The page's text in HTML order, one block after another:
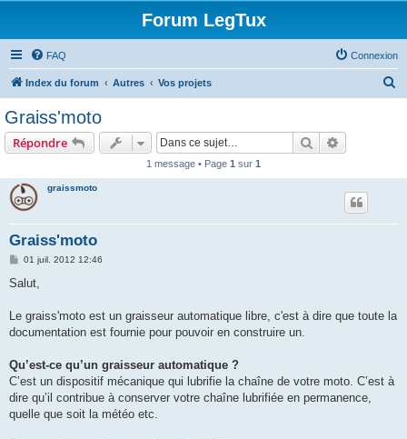
Forum LegTux
FAQ Connexion
Index du forum Autres Vos projets
Graiss'moto
Répondre Rechercher
1 message • Page 1 sur 1
graissmoto
Graiss'moto
M
s
g
01 juil. 2012 12:46
Salut,
Le graiss'moto est un graisseur automatique libre, c'est à dire que toute la
documentation est fournie pour pouvoir en construire un.
Qu’est-ce qu’un graisseur automatique ?
C’est un dispositif mécanique qui lubrifie la chaîne de votre moto. C’est à
dire qu’il contribue à conserver votre chaîne lubrifiée en permanence,
quelle que soit la météo etc.